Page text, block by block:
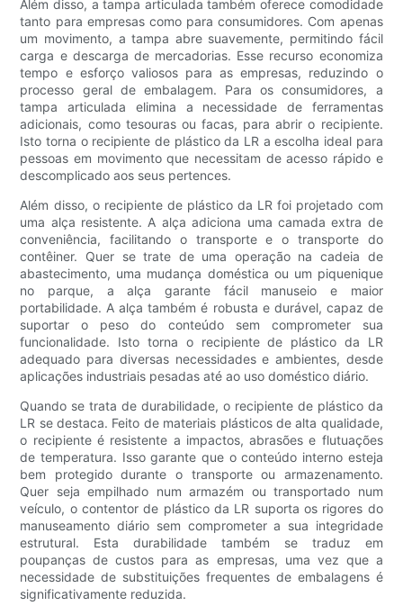
Além disso, a tampa articulada também oferece comodidade
tanto para empresas como para consumidores. Com apenas
um movimento, a tampa abre suavemente, permitindo fácil
carga e descarga de mercadorias. Esse recurso economiza
tempo e esforço valiosos para as empresas, reduzindo o
processo geral de embalagem. Para os consumidores, a
tampa articulada elimina a necessidade de ferramentas
adicionais, como tesouras ou facas, para abrir o recipiente.
Isto torna o recipiente de plástico da LR a escolha ideal para
pessoas em movimento que necessitam de acesso rápido e
descomplicado aos seus pertences.
Além disso, o recipiente de plástico da LR foi projetado com
uma alça resistente. A alça adiciona uma camada extra de
conveniência, facilitando o transporte e o transporte do
contêiner. Quer se trate de uma operação na cadeia de
abastecimento, uma mudança doméstica ou um piquenique
no parque, a alça garante fácil manuseio e maior
portabilidade. A alça também é robusta e durável, capaz de
suportar o peso do conteúdo sem comprometer sua
funcionalidade. Isto torna o recipiente de plástico da LR
adequado para diversas necessidades e ambientes, desde
aplicações industriais pesadas até ao uso doméstico diário.
Quando se trata de durabilidade, o recipiente de plástico da
LR se destaca. Feito de materiais plásticos de alta qualidade,
o recipiente é resistente a impactos, abrasões e flutuações
de temperatura. Isso garante que o conteúdo interno esteja
bem protegido durante o transporte ou armazenamento.
Quer seja empilhado num armazém ou transportado num
veículo, o contentor de plástico da LR suporta os rigores do
manuseamento diário sem comprometer a sua integridade
estrutural. Esta durabilidade também se traduz em
poupanças de custos para as empresas, uma vez que a
necessidade de substituições frequentes de embalagens é
significativamente reduzida.